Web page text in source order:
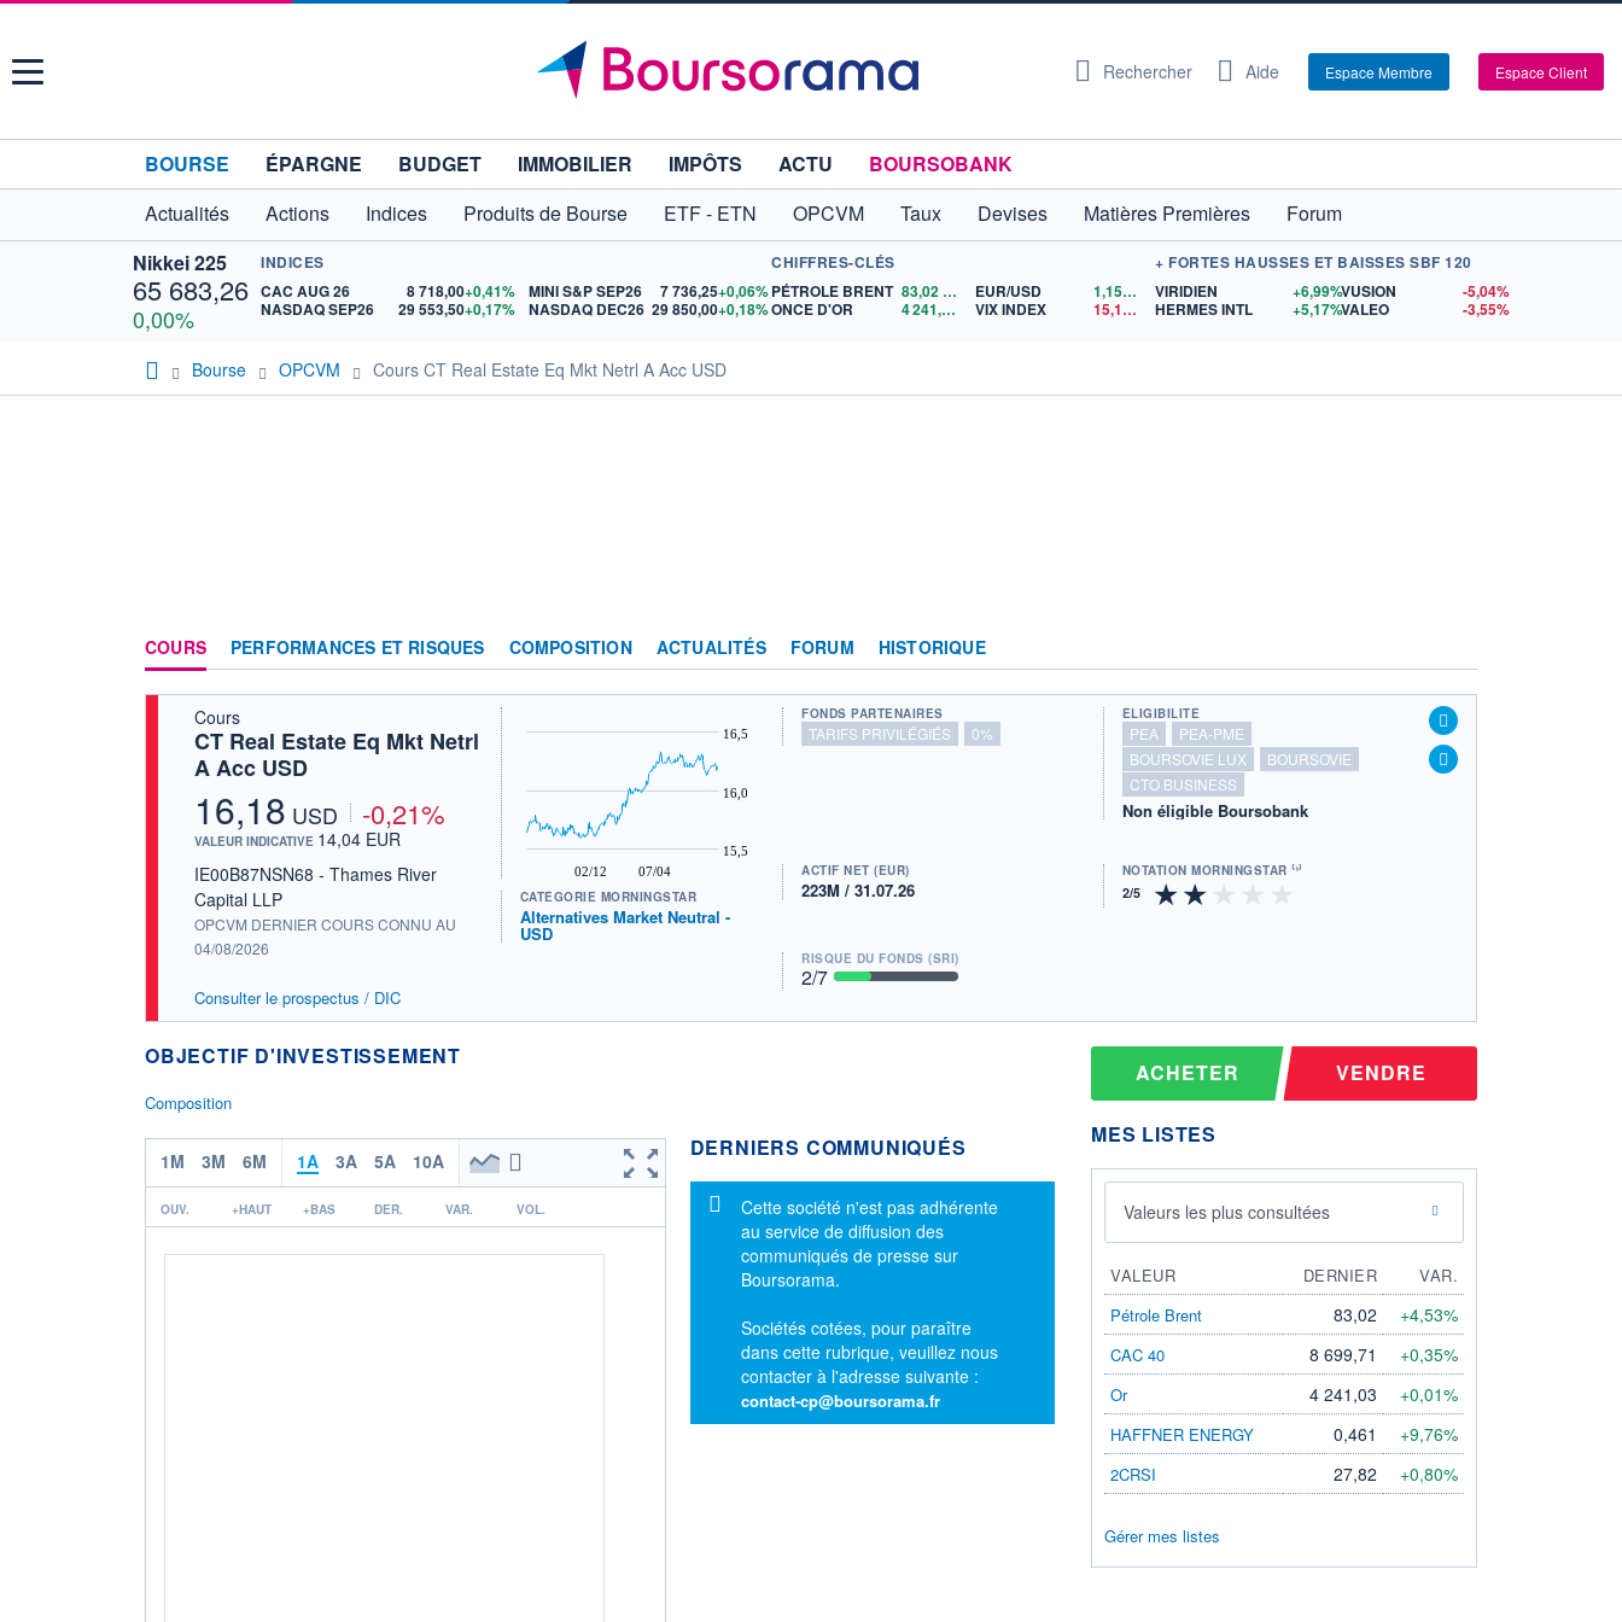
Menu Rechercher Aide Espace Membre Espace Client
BOURSE ÉPARGNE BUDGET IMMOBILIER IMPÔTS ACTU
BOURSOBANK
Actualités
Actions Indices Produits de Bourse ETF - ETN OPCVM Taux Devises Matières Premières
Forum
Nikkei 225
65 683,26
0,00%
INDICES
CAC AUG 26
8 718,00+0,41%
NASDAQ SEP26
29 553,50+0,17%
MINI S&P SEP26 7 736,25+0,06%
NASDAQ DEC26 29 850,00+0,18%
CHIFFRES-CLÉS
PÉTROLE BRENT 83,02
ONCE D'OR
4 241,03 $US
EUR/USD 1,1522
$US
VIX INDEX
15,15$US
+ FORTES HAUSSES ET BAISSES SBF 120
VIRIDIEN
+6,99%
HERMES INTL
+5,17%
VUSION
-5,04%
VALEO
-3,55%
Bourse OPCVM Cours CT Real Estate Eq Mkt Netrl A Acc USD
COURS PERFORMANCES ET RISQUES COMPOSITION ACTUALITÉS FORUM HISTORIQUE
Cours
CT Real Estate Eq Mkt Netrl
A Acc USD
16,18 USD -0,21%
VALEUR INDICATIVE 14,04 EUR
IE00B87NSN68 - Thames River
Capital LLP
OPCVM DERNIER COURS CONNU AU
04/08/2026
Consulter le prospectus / DIC
02/12 07/04
15,5
16,0
16,5
CATÉGORIE MORNINGSTAR
Alternatives Market Neutral -
USD
FONDS PARTENAIRES
TARIFS PRIVILÉGIÉS 0%
ÉLIGIBILITÉ
PEA
PEA-PME
BOURSOVIE LUX
BOURSOVIE
CTO BUSINESS
Non éligible Boursobank
ACTIF NET (EUR)
223M / 31.07.26
NOTATION MORNINGSTAR ⁽¹⁾
RISQUE DU FONDS (SRI)
2/7
OBJECTIF D'INVESTISSEMENT
Composition
1M 3M 6M 1A 3A 5A 10A
OUV. +HAUT +BAS DER. VAR. VOL.
DERNIERS COMMUNIQUÉS
Message d'information
Cette société n'est pas adhérente
au service de diffusion des
communiqués de presse sur
Boursorama.
Sociétés cotées, pour paraître
dans cette rubrique, veuillez nous
contacter à l'adresse suivante :
contact-cp@boursorama.fr
ACHETER VENDRE
MES LISTES
Valeurs les plus consultées
VALEUR DERNIER
VAR.
Pétrole Brent
83,02 +4,53%
CAC 40 8 699,71 +0,35%
Or 4 241,03 +0,01%
HAFFNER ENERGY 0,461 +9,76%
2CRSI 27,82 +0,80%
Gérer mes listes